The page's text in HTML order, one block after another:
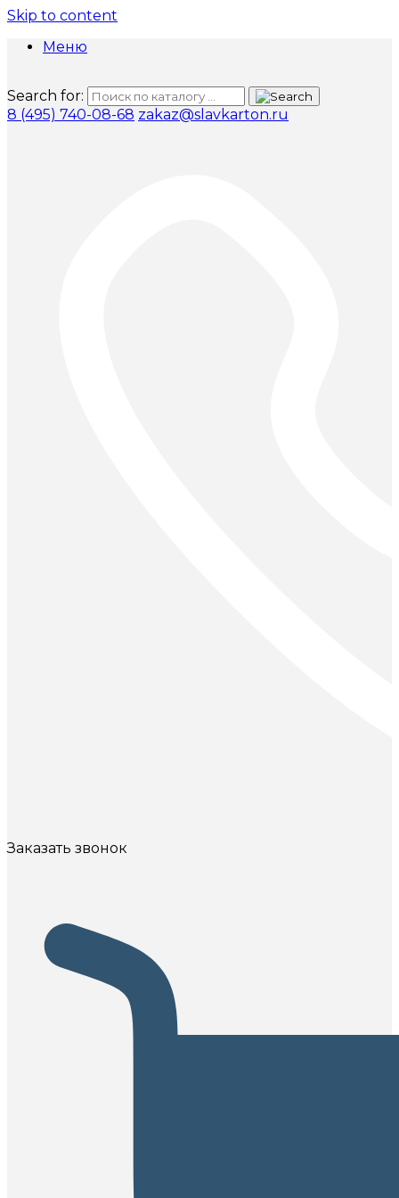
Skip to content
Меню
Search for:
8 (495) 740-08-68 zakaz@slavkarton.ru
Заказать звонок